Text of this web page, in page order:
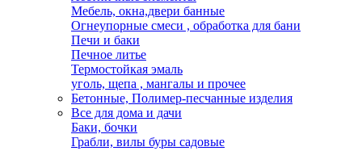
Мебель, окна,двери банные
Огнеупорные смеси , обработка для бани
Печи и баки
Печное литье
Термостойкая эмаль
уголь, щепа , мангалы и прочее
Бетонные, Полимер-песчанные изделия
Все для дома и дачи
Баки, бочки
Грабли, вилы буры садовые